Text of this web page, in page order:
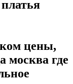
цены,
москва где